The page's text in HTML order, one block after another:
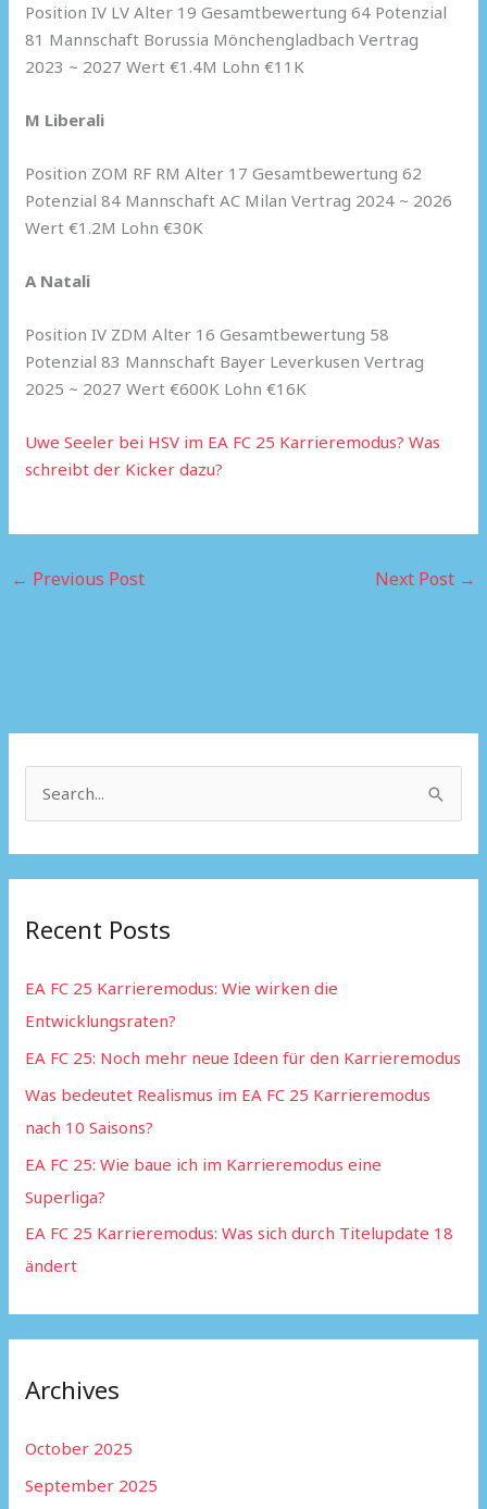
Position IV LV Alter 19 Gesamtbewertung 64 Potenzial
81 Mannschaft Borussia Mönchengladbach Vertrag
2023 ~ 2027 Wert €1.4M Lohn €11K
M Liberali
Position ZOM RF RM Alter 17 Gesamtbewertung 62
Potenzial 84 Mannschaft AC Milan Vertrag 2024 ~ 2026
Wert €1.2M Lohn €30K
A Natali
Position IV ZDM Alter 16 Gesamtbewertung 58
Potenzial 83 Mannschaft Bayer Leverkusen Vertrag
2025 ~ 2027 Wert €600K Lohn €16K
Uwe Seeler bei HSV im EA FC 25 Karrieremodus? Was
schreibt der Kicker dazu?
← Previous Post Next Post →
c
f
o
r
:
Recent Posts
EA FC 25 Karrieremodus: Wie wirken die
Entwicklungsraten?
EA FC 25: Noch mehr neue Ideen für den Karrieremodus
Was bedeutet Realismus im EA FC 25 Karrieremodus
nach 10 Saisons?
EA FC 25: Wie baue ich im Karrieremodus eine
Superliga?
EA FC 25 Karrieremodus: Was sich durch Titelupdate 18
ändert
Archives
October 2025
September 2025